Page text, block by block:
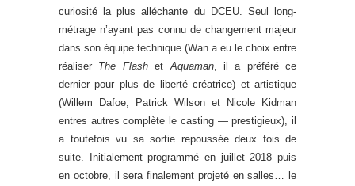
curiosité la plus alléchante du DCEU. Seul long-
métrage n’ayant pas connu de changement majeur
dans son équipe technique (Wan a eu le choix entre
réaliser The Flashet Aquaman, il a préféré ce
dernier pour plus de liberté créatrice) et artistique
(Willem Dafoe, Patrick Wilson et Nicole Kidman
entres autres complète le casting — prestigieux), il
a toutefois vu sa sortie repoussée deux fois de
suite. Initialement programmé en juillet 2018 puis
en octobre, il sera finalement projeté en salles… le